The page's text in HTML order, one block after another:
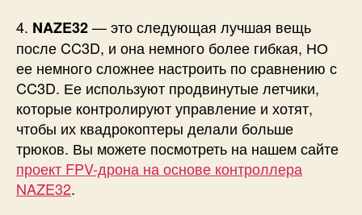
4. NAZE32— это следующая лучшая вещь
после CC3D, и она немного более гибкая, НО
ее немного сложнее настроить по сравнению с
CC3D. Ее используют продвинутые летчики,
которые контролируют управление и хотят,
чтобы их квадрокоптеры делали больше
трюков. Вы можете посмотреть на нашем сайте
проект FPV-дрона на основе контроллера
NAZE32.